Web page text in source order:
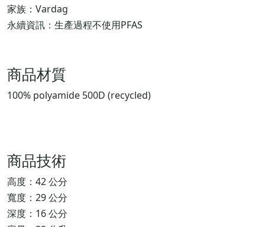
家族：Vardag
永續資訊：生產過程不使用PFAS
商品材質
100% polyamide 500D (recycled)
商品技術
高度：42 公分
寬度：29 公分
深度：16 公分